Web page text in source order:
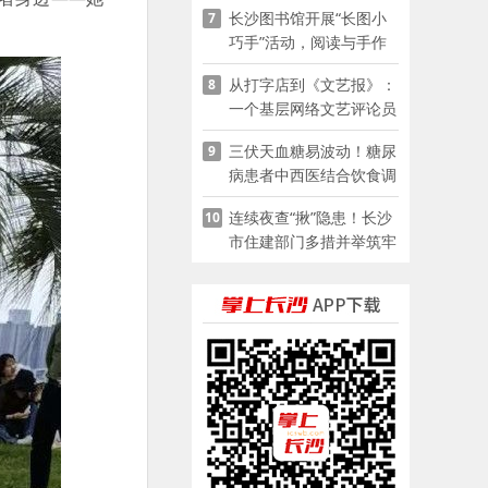
7
长沙图书馆开展“长图小
巧手”活动，阅读与手作
赋能少儿暑期成长
8
从打字店到《文艺报》：
一个基层网络文艺评论员
的突围
9
三伏天血糖易波动！糖尿
病患者中西医结合饮食调
养指南
10 连续夜查“揪”隐患！长沙
市住建部门多措并举筑牢